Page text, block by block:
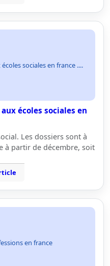
sociales en france ....
écoles sociales en
Les dossiers sont à
à partir de décembre, soit
en france